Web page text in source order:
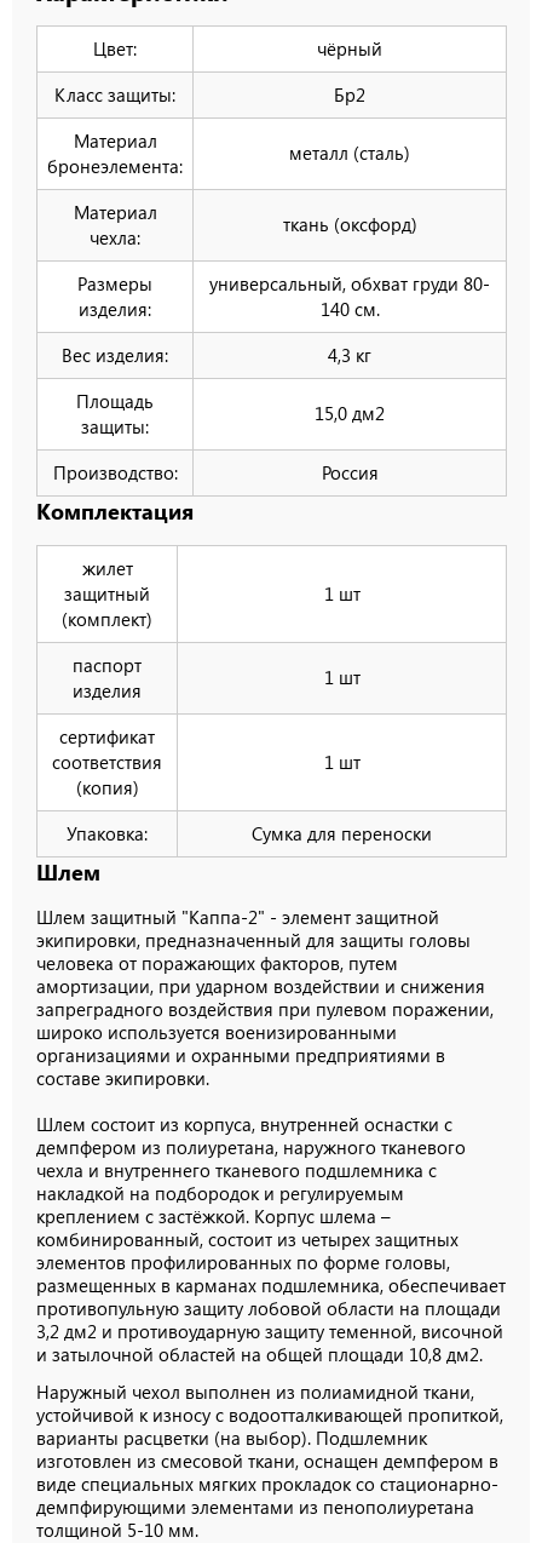
Цвет:
чёрный
Класс защиты:
Бр2
Материал
бронеэлемента:
металл (сталь)
Материал
чехла:
ткань (оксфорд)
Размеры
изделия:
универсальный, обхват груди 80-
140 см.
Вес изделия:
4,3 кг
Площадь
защиты:
15,0 дм2
Производство: Россия
Комплектация
жилет
защитный
(комплект)
1 шт
паспорт
изделия
1 шт
сертификат
соответствия
(копия)
1 шт
Упаковка: Сумка для переноски
Шлем
Шлем защитный "Каппа-2" - элемент защитной
экипировки, предназначенный для защиты головы
человека от поражающих факторов, путем
амортизации, при ударном воздействии и снижения
запреградного воздействия при пулевом поражении,
широко используется военизированными
организациями и охранными предприятиями в
составе экипировки.
Шлем состоит из корпуса, внутренней оснастки с
демпфером из полиуретана, наружного тканевого
чехла и внутреннего тканевого подшлемника с
накладкой на подбородок и регулируемым
креплением с застёжкой. Корпус шлема –
комбинированный, состоит из четырех защитных
элементов профилированных по форме головы,
размещенных в карманах подшлемника, обеспечивает
противопульную защиту лобовой области на площади
3,2 дм2 и противоударную защиту теменной, височной
и затылочной областей на общей площади 10,8 дм2.
Наружный чехол выполнен из полиамидной ткани,
устойчивой к износу с водоотталкивающей пропиткой,
варианты расцветки (на выбор). Подшлемник
изготовлен из смесовой ткани, оснащен демпфером в
виде специальных мягких прокладок со стационарно-
демпфирующими элементами из пенополиуретана
толщиной 5-10 мм.